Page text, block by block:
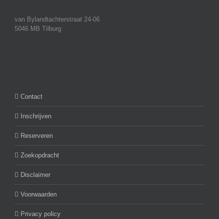
van Bylandtachterstraat 24-06
5046 MB Tilburg
Contact
Inschrijven
Reserveren
Zoekopdracht
Disclaimer
Voorwaarden
Privacy policy